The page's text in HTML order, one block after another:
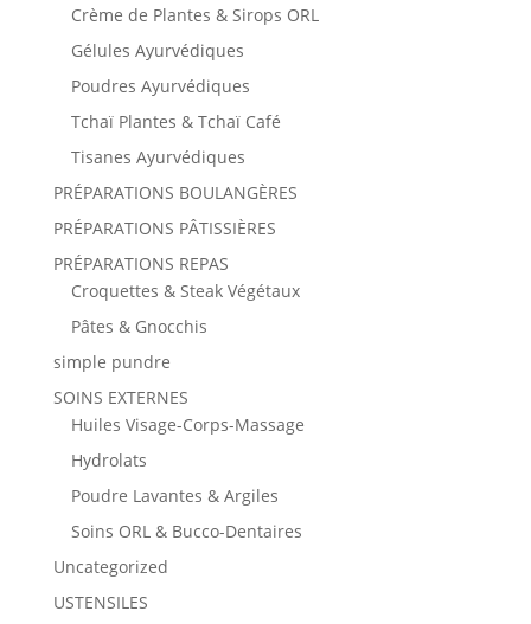
Crème de Plantes & Sirops ORL
Gélules Ayurvédiques
Poudres Ayurvédiques
Tchaï Plantes & Tchaï Café
Tisanes Ayurvédiques
PRÉPARATIONS BOULANGÈRES
PRÉPARATIONS PÂTISSIÈRES
PRÉPARATIONS REPAS
Croquettes & Steak Végétaux
Pâtes & Gnocchis
simple pundre
SOINS EXTERNES
Huiles Visage-Corps-Massage
Hydrolats
Poudre Lavantes & Argiles
Soins ORL & Bucco-Dentaires
Uncategorized
USTENSILES